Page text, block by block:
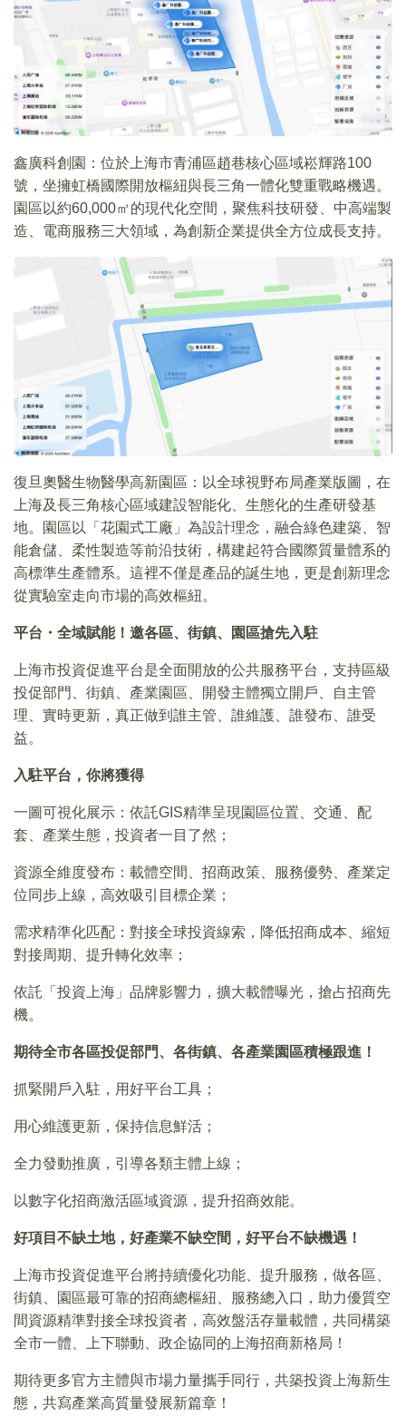
鑫廣科創園：位於上海市青浦區趙巷核心區域崧輝路100
號，坐擁虹橋國際開放樞紐與長三角一體化雙重戰略機遇。
園區以約60,000㎡的現代化空間，聚焦科技研發、中高端製
造、電商服務三大領域，為創新企業提供全方位成長支持。
復旦奧醫生物醫學高新園區：以全球視野布局產業版圖，在
上海及長三角核心區域建設智能化、生態化的生產研發基
地。園區以「花園式工廠」為設計理念，融合綠色建築、智
能倉儲、柔性製造等前沿技術，構建起符合國際質量體系的
高標準生產體系。這裡不僅是產品的誕生地，更是創新理念
從實驗室走向市場的高效樞紐。
平台・全域賦能！邀各區、街鎮、園區搶先入駐
上海市投資促進平台是全面開放的公共服務平台，支持區級
投促部門、街鎮、產業園區、開發主體獨立開戶、自主管
理、實時更新，真正做到誰主管、誰維護、誰發布、誰受
益。
入駐平台，你將獲得
一圖可視化展示：依託GIS精準呈現園區位置、交通、配
套、產業生態，投資者一目了然；
資源全維度發布：載體空間、招商政策、服務優勢、產業定
位同步上線，高效吸引目標企業；
需求精準化匹配：對接全球投資線索，降低招商成本、縮短
對接周期、提升轉化效率；
依託「投資上海」品牌影響力，擴大載體曝光，搶占招商先
機。
期待全市各區投促部門、各街鎮、各產業園區積極跟進！
抓緊開戶入駐，用好平台工具；
用心維護更新，保持信息鮮活；
全力發動推廣，引導各類主體上線；
以數字化招商激活區域資源，提升招商效能。
好項目不缺土地，好產業不缺空間，好平台不缺機遇！
上海市投資促進平台將持續優化功能、提升服務，做各區、
街鎮、園區最可靠的招商總樞紐、服務總入口，助力優質空
間資源精準對接全球投資者，高效盤活存量載體，共同構築
全市一體、上下聯動、政企協同的上海招商新格局！
期待更多官方主體與市場力量攜手同行，共築投資上海新生
態，共寫產業高質量發展新篇章！